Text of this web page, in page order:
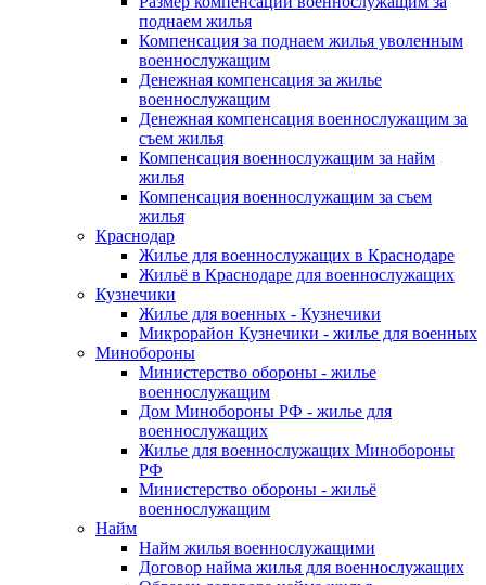
поднаем жилья
Компенсация за поднаем жилья уволенным
военнослужащим
Денежная компенсация за жилье
военнослужащим
Денежная компенсация военнослужащим за
съем жилья
Компенсация военнослужащим за найм
жилья
Компенсация военнослужащим за съем
жилья
Краснодар
Жилье для военнослужащих в Краснодаре
Жильё в Краснодаре для военнослужащих
Кузнечики
Жилье для военных - Кузнечики
Микрорайон Кузнечики - жилье для военных
Минобороны
Министерство обороны - жилье
военнослужащим
Дом Минобороны РФ - жилье для
военнослужащих
Жилье для военнослужащих Минобороны
РФ
Министерство обороны - жильё
военнослужащим
Найм
Найм жилья военнослужащими
Договор найма жилья для военнослужащих